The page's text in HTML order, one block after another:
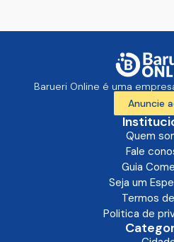
Barueri Online é uma
Anuncie
Quem
Fale
Guia
Seja um
Termos
Politica de